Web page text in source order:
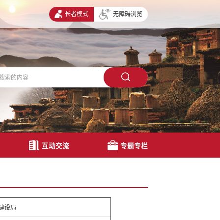
长者模式 无障碍浏览
互动交流 专题专栏
设局